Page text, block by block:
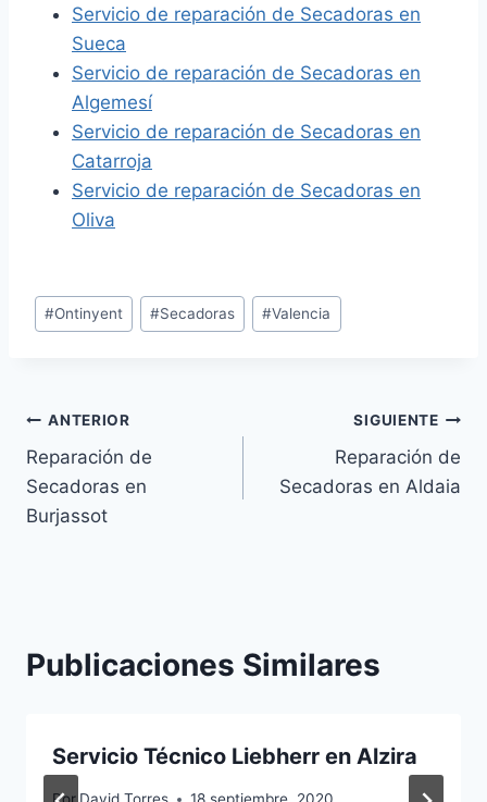
Servicio de reparación de Secadoras en
Sueca
Servicio de reparación de Secadoras en
Algemesí
Servicio de reparación de Secadoras en
Catarroja
Servicio de reparación de Secadoras en
Oliva
Etiquetas
de
#Ontinyent #Secadoras #Valencia
Navegación
de
entradas
ANTERIOR
Reparación de
Secadoras en
Burjassot
SIGUIENTE
Reparación de
Secadoras en Aldaia
Publicaciones Similares
Servicio Técnico Liebherr en Alzira